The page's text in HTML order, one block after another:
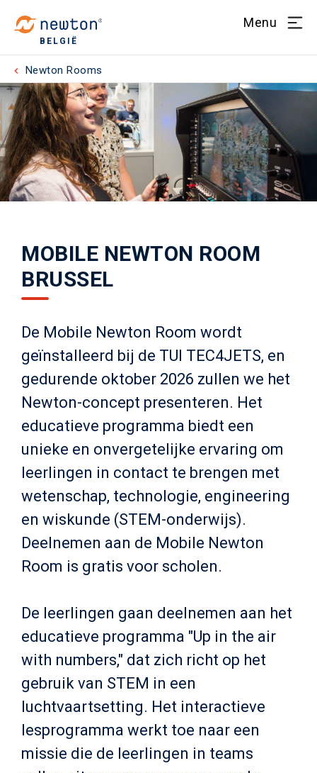
BELGIË
Menu
Newton Rooms
MOBILE NEWTON ROOM
BRUSSEL
De Mobile Newton Room wordt
geïnstalleerd bij de TUI TEC4JETS, en
gedurende oktober 2026 zullen we het
Newton-concept presenteren. Het
educatieve programma biedt een
unieke en onvergetelijke ervaring om
leerlingen in contact te brengen met
wetenschap, technologie, engineering
en wiskunde (STEM-onderwijs).
Deelnemen aan de Mobile Newton
Room is gratis voor scholen.
De leerlingen gaan deelnemen aan het
educatieve programma "Up in the air
with numbers," dat zich richt op het
gebruik van STEM in een
luchtvaartsetting. Het interactieve
lesprogramma werkt toe naar een
missie die de leerlingen in teams